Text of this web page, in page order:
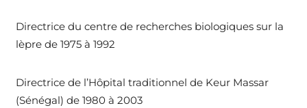
Directrice du centre de recherches biologiques sur la
lèpre de 1975 à 1992
Directrice de l’Hôpital traditionnel de Keur Massar
(Sénégal) de 1980 à 2003